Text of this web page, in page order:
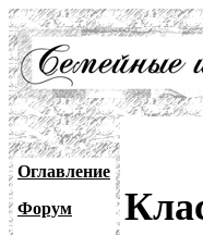
Оглавление
Форум